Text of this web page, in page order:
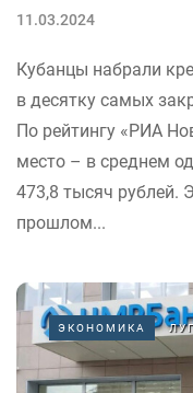
11.03.2024
Кубанцы набрали
в десятку самых
По рейтингу «РИА
место – в среднем
473,8 тысяч рублей.
прошлом...
ЭКОНОМИКА